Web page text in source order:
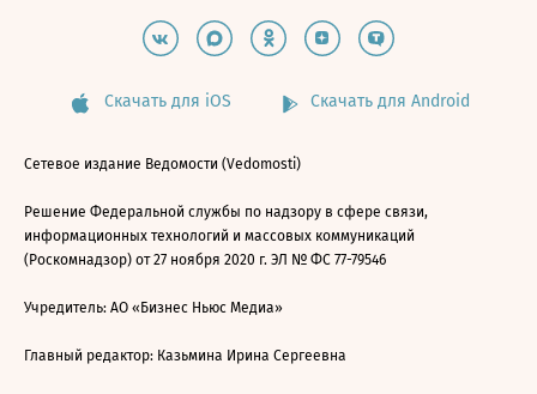
Скачать для iOS Скачать для Android
Сетевое издание Ведомости (Vedomosti)
Решение Федеральной службы по надзору в сфере связи,
информационных технологий и массовых коммуникаций
(Роскомнадзор) от 27 ноября 2020 г. ЭЛ № ФС 77-79546
Учредитель: АО «Бизнес Ньюс Медиа»
Главный редактор: Казьмина Ирина Сергеевна